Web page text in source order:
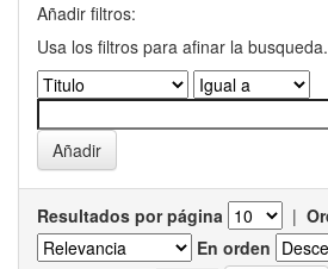
Añadir filtros:
Usa los filtros para afinar la busqueda.
Resultados por página |
En orden